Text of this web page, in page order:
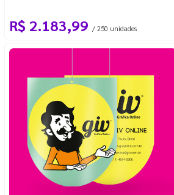
R$ 2.183,99 / 250 unidades